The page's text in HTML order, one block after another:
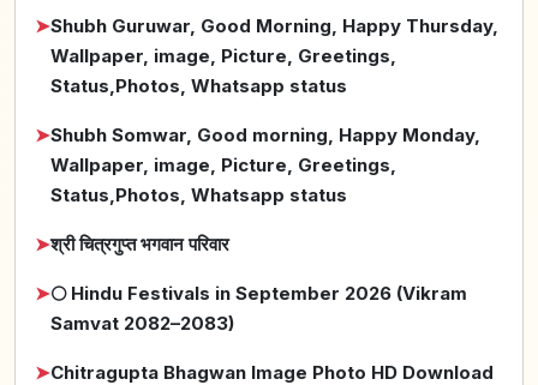
➤Shubh Guruwar, Good Morning, Happy Thursday,
Wallpaper, image, Picture, Greetings,
Status,Photos, Whatsapp status
➤Shubh Somwar, Good morning, Happy Monday,
Wallpaper, image, Picture, Greetings,
Status,Photos, Whatsapp status
➤श्री चित्रगुप्त भगवान परिवार
➤🌕 Hindu Festivals in September 2026 (Vikram
Samvat 2082–2083)
➤Chitragupta Bhagwan Image Photo HD Download